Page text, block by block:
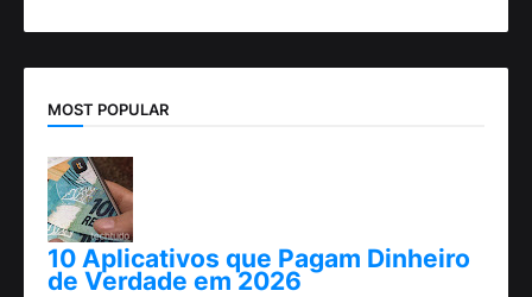
MOST POPULAR
10 Aplicativos que Pagam Dinheiro
de Verdade em 2026